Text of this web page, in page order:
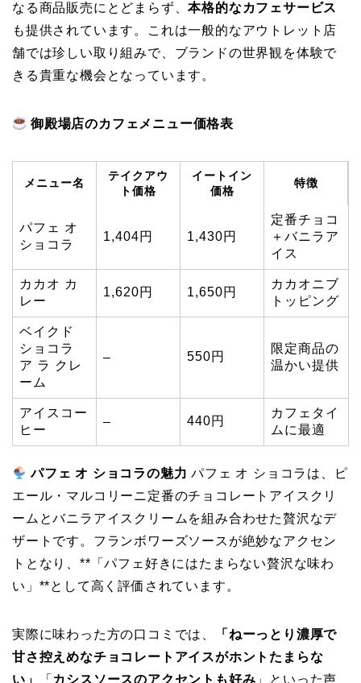
なる商品販売にとどまらず、本格的なカフェサービス
も提供されています。これは一般的なアウトレット店
舗では珍しい取り組みで、ブランドの世界観を体験で
きる貴重な機会となっています。
御殿場店のカフェメニュー価格表
メニュー名
テイクアウ
ト価格
イートイン
価格
特徴
パフェ オ
ショコラ
1,404円 1,430円
定番チョコ
＋バニラア
イス
カカオ カ
レー
1,620円 1,650円
カカオニブ
トッピング
ベイクド
ショコラ
ア ラ クレ
ーム
– 550円
限定商品の
温かい提供
アイスコー
ヒー
– 440円
カフェタイ
ムに最適
パフェ オ ショコラの魅力 パフェ オ ショコラは、ピ
エール・マルコリーニ定番のチョコレートアイスクリ
ームとバニラアイスクリームを組み合わせた贅沢なデ
ザートです。フランボワーズソースが絶妙なアクセン
トとなり、**「パフェ好きにはたまらない贅沢な味わ
い」**として高く評価されています。
実際に味わった方の口コミでは、
「ねーっとり濃厚で
甘さ控えめなチョコレートアイスがホントたまらな
い」
「 カシスソースのアクセントも好み 」といった声